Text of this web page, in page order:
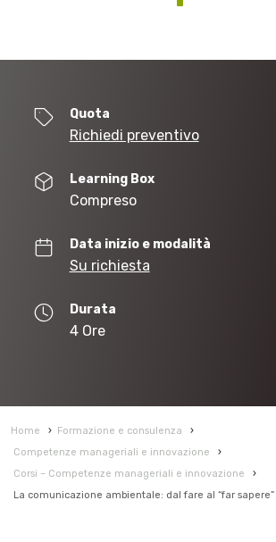
Quota
Richiedi preventivo
Learning Box
Compreso
Data inizio e modalità
Su richiesta
Durata
4 Ore
Home › Formazione e consulenza
›
Competenze manageriali e innovazione
›
Corsi – Competenze manageriali e innovazione
›
La comunicazione ambientale: dal fare al “far sapere”